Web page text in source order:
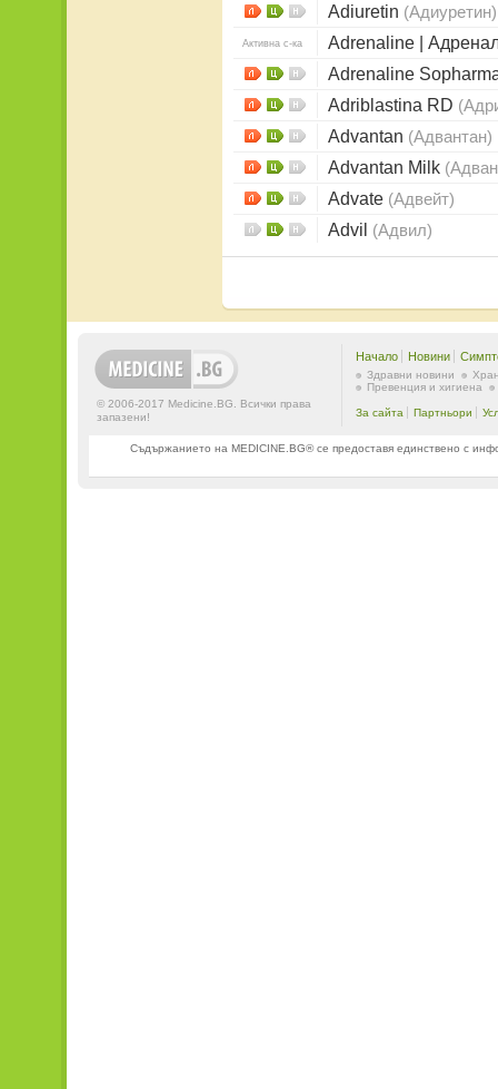
Adiuretin (Адиуретин)
Adrenaline |
Активна с-ка
Adrenaline
Adriblastina RD
Advantan (Адвантан)
Advantan Milk
Advate (Aдвейт)
Advil (Адвил)
© 2006-2017 Medicine.BG. Всички права
запазени!
Начало Новини
Здравни новини
Превенция и хигиена
За сайта Партньори
Съдържанието на MEDICINE.BG® се предоставя единствено с